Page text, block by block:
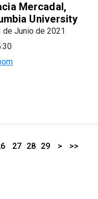
Mercadal,
University
de Junio de 2021
27 28 29 > >>